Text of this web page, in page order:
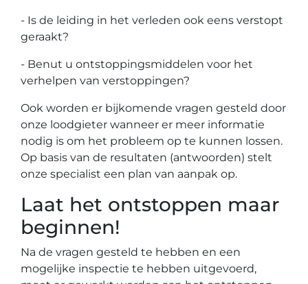
- Is de leiding in het verleden ook eens verstopt
geraakt?
- Benut u ontstoppingsmiddelen voor het
verhelpen van verstoppingen?
Ook worden er bijkomende vragen gesteld door
onze loodgieter wanneer er meer informatie
nodig is om het probleem op te kunnen lossen.
Op basis van de resultaten (antwoorden) stelt
onze specialist een plan van aanpak op.
Laat het ontstoppen maar
beginnen!
Na de vragen gesteld te hebben en een
mogelijke inspectie te hebben uitgevoerd,